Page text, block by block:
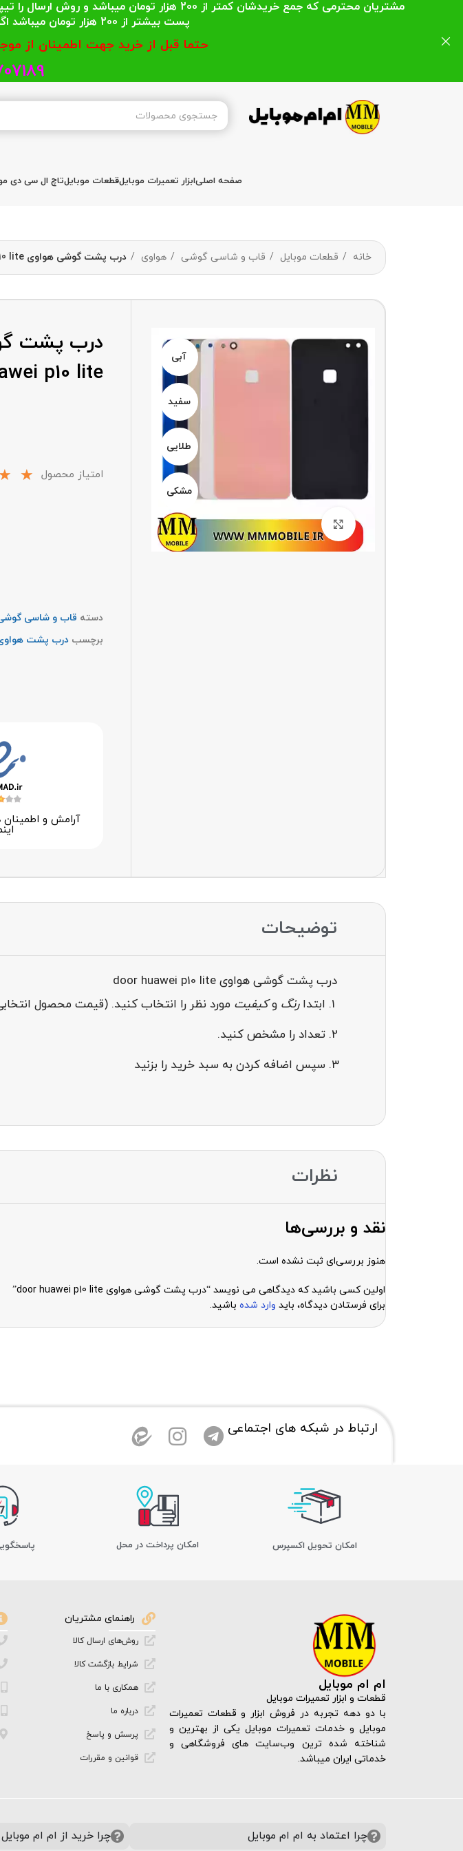
صفحه اصلیابزار تعمیرات موبایلقطعات موبایلتاچ ال سی دی
خانه قطعات موبایل قاب و شاسی گوشی هواوی درب پشت گوشی هواوی door huawei p10 lite
آبی
آبی
سفید
طلایی
مشکی
بزرگنمایی تصویر
درب پشت
p10 lite
امتیاز محصول ☆
دسته قاب و شاسی
برچسب درب پشت
آرامش و اطمینان
توضیحات
درب پشت گوشی هواوی door huawei p10 lite
ابتدارنگ وکیفیت مورد نظر را انتخاب کنید. (قیمت محصول
تعداد را مشخص کنید.
سپس اضافه کردن به سبد خرید را بزنید
نظرات
نقد و بررسی‌ها
هنوز بررسی‌ای ثبت نشده است.
اولین کسی باشید که دیدگاهی می نویسد “درب پشت گوشی هواوی door huawei p10 lite”
برای فرستادن دیدگاه، باید وارد شده باشید.
ارتباط در شبکه های اجتماعی
اﻣﮑﺎن ﺗﺤﻮﯾﻞ اﮐﺴﭙﺮس امکان پرداخت در محل
ام ام موبایل
قطعات و ابزار تعمیرات موبایل
با دو دهه تجربه در فروش ابزار و قطعات تعمیرات
موبایل و خدمات تعمیرات موبایل یکی از بهترین و
شناخته شده ترین وب‌سایت های فروشگاهی و
خدماتی ایران میباشد.
راهنمای مشتریان
روش‌های ارسال کالا
شرایط بازگشت کالا
همکاری با ما
درباره ما
پرسش و پاسخ
قوانین و مقررات
چرا اعتماد به ام ام موبایل چرا خرید از ام ام موبایل
مشتریان محترمی که جمع خریدشان کمتر از 200
پست بیشتر از 200 هزار تومان میباشد اگر به صرفه است خرید خود را انجام دهند.
حتما قبل از خرید جهت اطمینان از